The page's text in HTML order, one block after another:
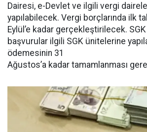
Dairesi, e-Devlet ve ilgili vergi
yapılabilecek. Vergi borçlarında ilk
Eylül’e kadar gerçekleştirilecek.
başvurular ilgili SGK ünitelerine
ödemesinin 31
Ağustos’a kadar tamamlanması